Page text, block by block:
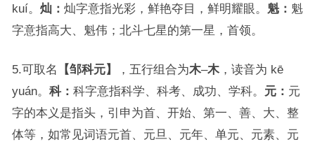
kuí。 灿： 灿字意指光彩，鲜艳夺目，鲜明耀眼。 魁： 魁
字意指高大、魁伟；北斗七星的第一星，首领。
5.可取名 【邹科元】 ，五行组合为木–木，读音为 kē
yuán。 科： 科字意指科学、科考、成功、学科。 元： 元
字的本义是指头，引申为首、开始、第一、善、大、整
体等，如常见词语元首、元旦、元年、单元、元素、元